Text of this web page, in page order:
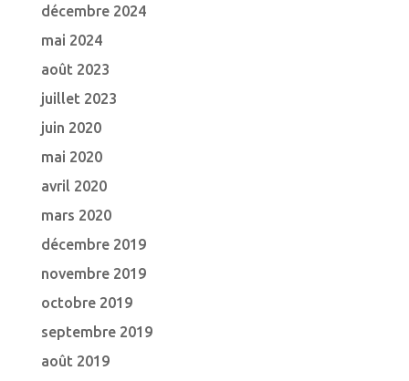
décembre 2024
mai 2024
août 2023
juillet 2023
juin 2020
mai 2020
avril 2020
mars 2020
décembre 2019
novembre 2019
octobre 2019
septembre 2019
août 2019